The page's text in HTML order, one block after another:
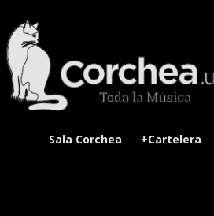
Sala Corchea +Cartelera